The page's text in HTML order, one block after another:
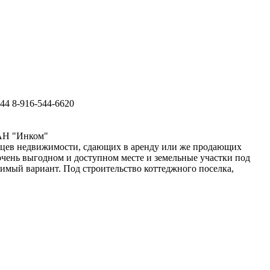
8-916-544-6620
"Инком"
недвижимости, сдающих в аренду или же продающих
выгодном и доступном месте и земельные участки под
вариант. Под строительство коттеджного поселка,